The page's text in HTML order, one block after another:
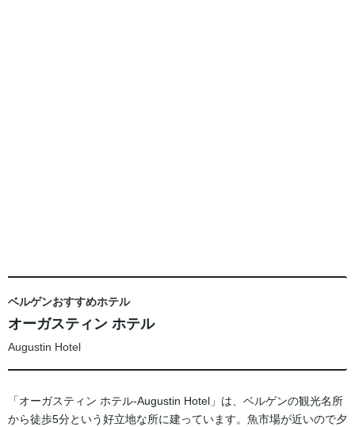
ベルゲンおすすめホテル
オーガスティン ホテル
Augustin Hotel
「オーガスティン ホテル-Augustin Hotel」は、ベルゲンの観光名所
から徒歩5分という好立地な所に建っています。魚市場が近いので夕